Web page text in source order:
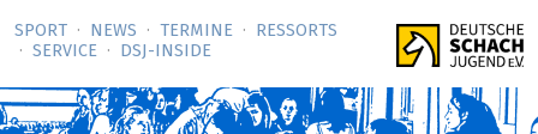
SPORT NEWS TERMINE
RESSORTS
SERVICE
DSJ-­INSIDE